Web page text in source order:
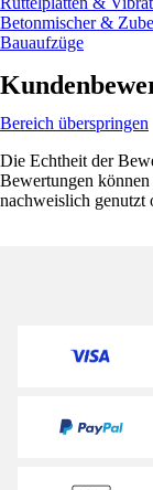
Betonmischer &
Bauaufzüge
Bereich überspringen
Die Echtheit der
Bewertungen
nachweislich genutzt